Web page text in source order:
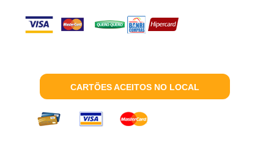
CARTÕES ACEITOS NO LOCAL